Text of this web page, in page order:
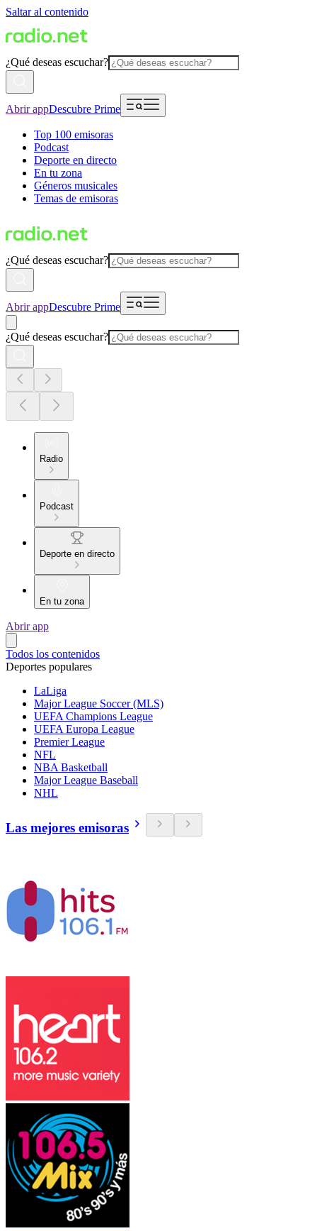
Saltar al contenido
¿Qué deseas escuchar?
Abrir appDescubre Prime
Top 100 emisoras
Podcast
Deporte en directo
En tu zona
Géneros musicales
Temas de emisoras
¿Qué deseas escuchar?
Abrir appDescubre Prime
¿Qué deseas escuchar?
Radio
Podcast
Deporte en directo
En tu zona
Abrir app
Todos los contenidos
Deportes populares
LaLiga
Major League Soccer (MLS)
UEFA Champions League
UEFA Europa League
Premier League
NFL
NBA Basketball
Major League Baseball
NHL
Las mejores emisoras